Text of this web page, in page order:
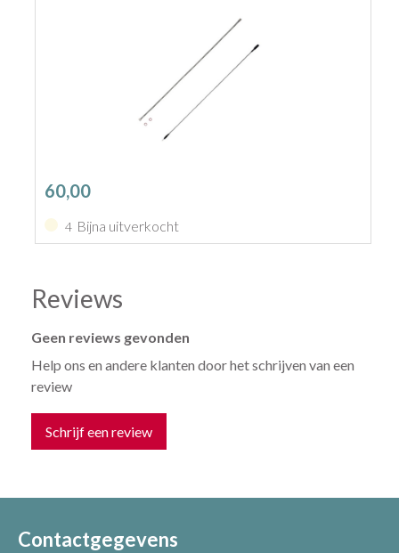
60,00
4 Bijna uitverkocht
Reviews
Geen reviews gevonden
Help ons en andere klanten door het schrijven van een
review
Schrijf een review
Uw naam *
Contactgegevens